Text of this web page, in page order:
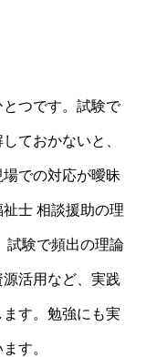
つです。試験で
ておかないと、
での対応が曖昧
士 相談援助の理
試験で頻出の理論
活用など、実践
す。勉強にも実
す。